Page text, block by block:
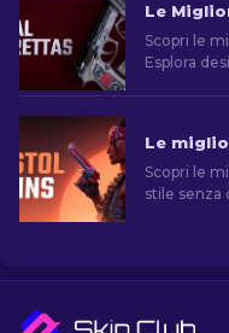
Scopri le
Esplora
Scopri le
stile senza